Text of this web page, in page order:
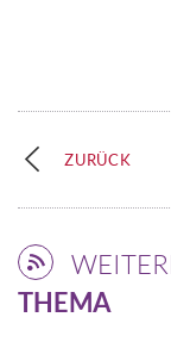
ZURÜCK
THEMA